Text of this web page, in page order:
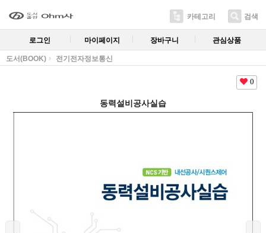
카테고리 검색
로그인 마이페이지 장바구니 관심상품
도서(BOOK) 전기전자정보통신
0
동력설비공사실습